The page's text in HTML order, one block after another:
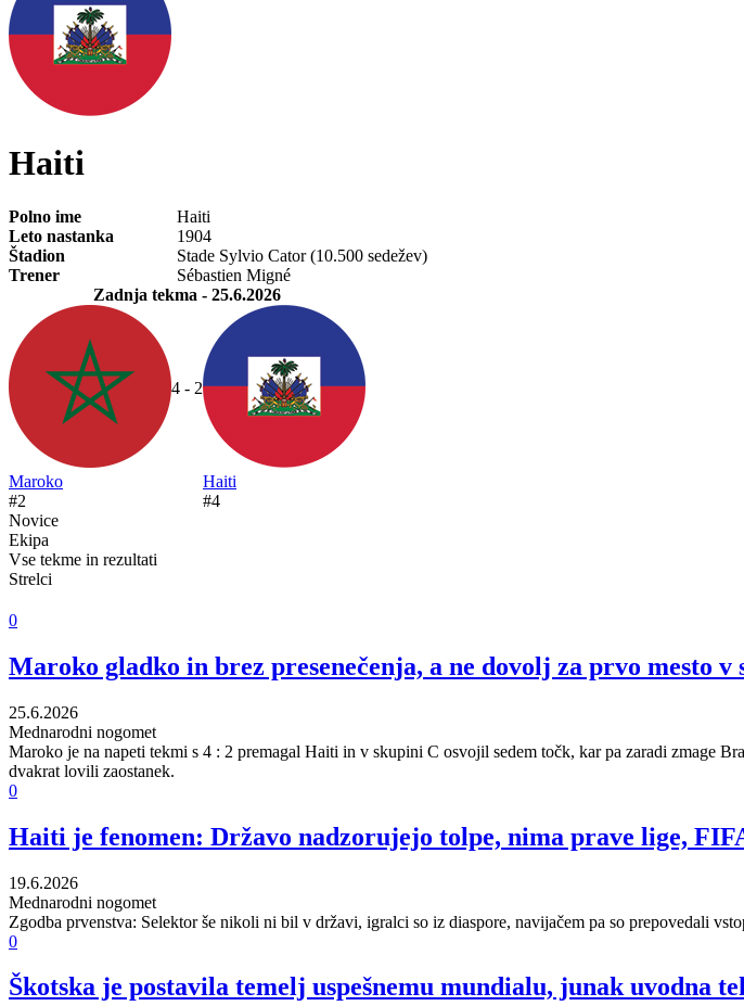
Haiti
Polno ime
Haiti
Leto nastanka
1904
Štadion
Stade Sylvio Cator (10.500 sedežev)
Trener
Sébastien Migné
Zadnja tekma - 25.6.2026
4 - 2
Maroko
#2
Haiti
#4
Novice
Ekipa
Vse tekme in rezultati
Strelci
0
Maroko gladko in brez presenečenja, a ne dovolj za prvo mesto v
25.6.2026
Mednarodni nogomet
Maroko je na napeti tekmi s 4 : 2 premagal Haiti in v skupini C osvojil sedem točk, kar pa zaradi zmage
dvakrat lovili zaostanek.
0
Haiti je fenomen: Državo nadzorujejo tolpe, nima prave lige,
19.6.2026
Mednarodni nogomet
Zgodba prvenstva: Selektor še nikoli ni bil v državi, igralci so iz diaspore, navijačem pa so prepovedali
0
Škotska je postavila temelj uspešnemu mundialu, junak uvodna